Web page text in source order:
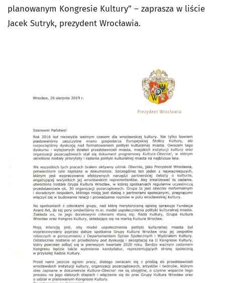
planowanym Kongresie Kultury” – zaprasza w liście
Jacek Sutryk, prezydent Wrocławia.